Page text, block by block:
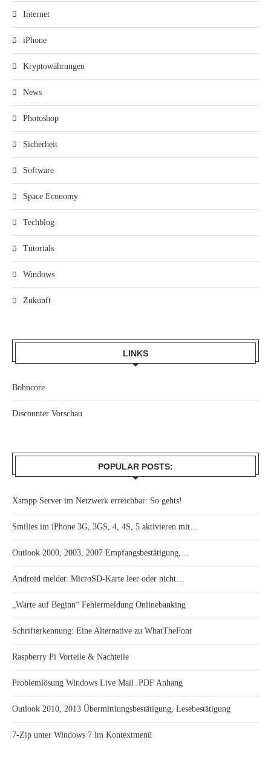
Internet
iPhone
Kryptowährungen
News
Photoshop
Sicherheit
Software
Space Economy
Techblog
Tutorials
Windows
Zukunft
LINKS
Bohncore
Discounter Vorschau
POPULAR POSTS:
Xampp Server im Netzwerk erreichbar: So gehts!
Smilies im iPhone 3G, 3GS, 4, 4S, 5 aktivieren mit…
Outlook 2000, 2003, 2007 Empfangsbestätigung,…
Android meldet: MicroSD-Karte leer oder nicht…
„Warte auf Beginn“ Fehlermeldung Onlinebanking
Schrifterkennung: Eine Alternative zu WhatTheFont
Raspberry Pi Vorteile & Nachteile
Problemlösung Windows Live Mail .PDF Anhang
Outlook 2010, 2013 Übermittlungsbestätigung, Lesebestätigung
7-Zip unter Windows 7 im Kontextmenü